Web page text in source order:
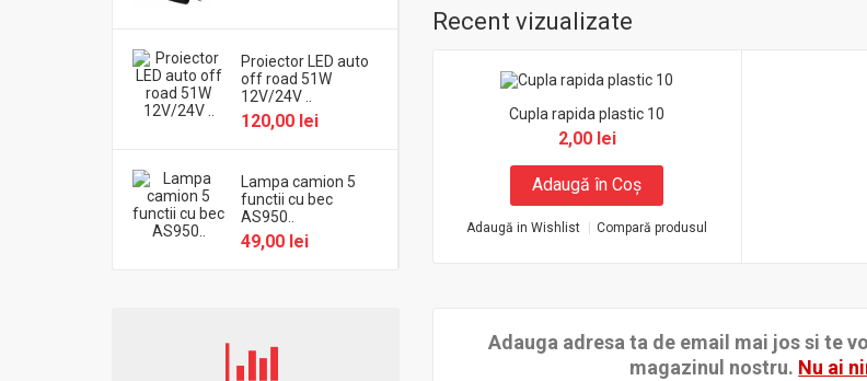
Proiector LED auto
off road 51W
12V/24V ..
120,00 lei
Lampa camion 5
functii cu bec
AS950..
49,00 lei
Recent vizualizate
Cupla rapida plastic 10
2,00 lei
Adaugă în Coş
Adaugă in Wishlist Compară produsul
Adauga adresa ta de email mai jos si te
magazinul nostru. Nu ai